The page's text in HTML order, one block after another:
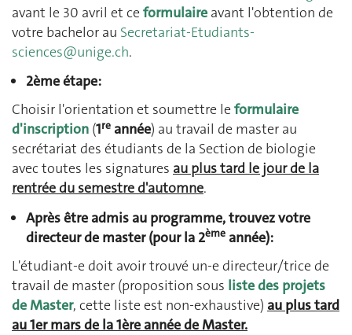
avant le 30 avril et ceformulaire avant l'obtention de
votre bachelor au Secretariat-Etudiants-
sciences@unige.ch.
2ème étape:
Choisir l'orientation et soumettre leformulaire
d'inscription (1re année) au travail de master au
secrétariat des étudiants de la Section de biologie
avec toutes les signatures au plus tard le jour de la
rentrée du semestre d'automne.
Après être admis au programme, trouvez votre
directeur de master (pour la 2ème année):
L'étudiant-e doit avoir trouvé un-e directeur/trice de
travail de master (proposition sous liste des projets
de Master, cette liste est non-exhaustive) au plus tard
au 1er mars de la 1ère année de Master.